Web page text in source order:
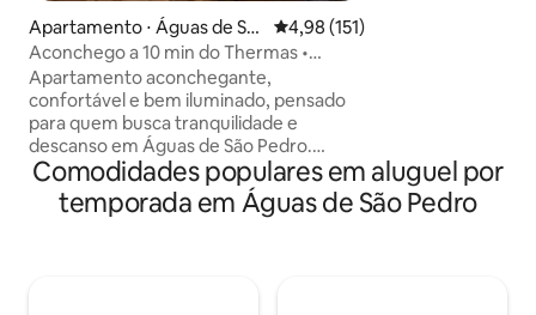
Apartamento ⋅ Águas de Sã
o Pedro
4,98 de uma avaliação média de
4,98 (151)
Aconchego a 10 min do Thermas •
Piscina
Apartamento aconchegante,
confortável e bem iluminado, pensado
para quem busca tranquilidade e
descanso em Águas de São Pedro.
Conta com quarto climatizado e cama
queen, sala confortável com TV e acesso
à Netflix, mini cozinha equipada e
Comodidades populares em aluguel por
temporada em Águas de São Pedro